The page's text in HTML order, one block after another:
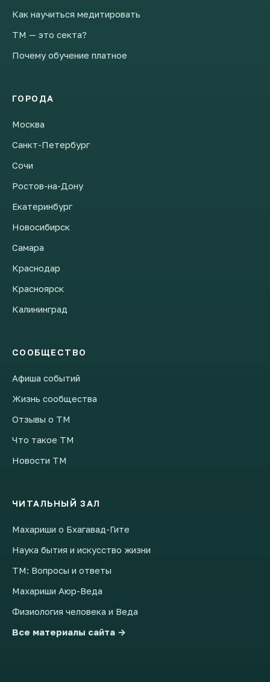
Как научиться медитировать
ТМ — это секта?
Почему обучение платное
ГОРОДА
Москва
Санкт-Петербург
Сочи
Ростов-на-Дону
Екатеринбург
Новосибирск
Самара
Краснодар
Красноярск
Калининград
СООБЩЕСТВО
Афиша событий
Жизнь сообщества
Отзывы о ТМ
Что такое ТМ
Новости ТМ
ЧИТАЛЬНЫЙ ЗАЛ
Махариши о Бхагавад-Гите
Наука бытия и искусство жизни
ТМ: Вопросы и ответы
Махариши Аюр-Веда
Физиология человека и Веда
Все материалы сайта →